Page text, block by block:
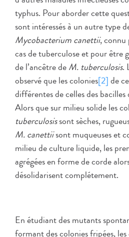
typhus. Pour aborder cette
sont intéressés à un autre type
Mycobacterium canettii, connu
cas de tuberculose et pour être
de l’ancêtre deM. tuberculosis.
observé que les colonies[2]de
différentes de celles des
Alors que sur milieu solide les
tuberculosissont sèches,
M. canettiisont muqueuses et
milieu de culture liquide, les
agrégées en forme de corde
désolidarisent complétement.
En étudiant des mutants
formant des colonies fripées,